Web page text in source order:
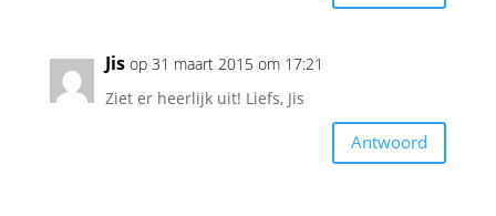
Jis op 31 maart 2015 om 17:21
Ziet er heerlijk uit! Liefs, Jis
Antwoord